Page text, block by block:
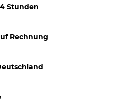
Stunden
Rechnung